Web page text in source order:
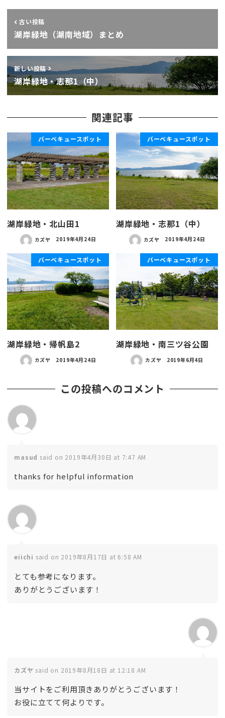
古い投稿
湖岸緑地（湖南地域）まとめ
新しい投稿
湖岸緑地・志那1（中）
関連記事
バーベキュースポット
湖岸緑地・北山田1
カズヤ 2019年4月24日
バーベキュースポット
湖岸緑地・志那1（中）
カズヤ 2019年4月24日
バーベキュースポット
湖岸緑地・帰帆島2
カズヤ 2019年4月24日
バーベキュースポット
湖岸緑地・南三ツ谷公園
カズヤ 2019年6月4日
この投稿へのコメント
masud said on 2019年4月30日 at 7:47 AM
thanks for helpful information
eiichi said on 2019年8月17日 at 6:58 AM
とても参考になります。
ありがとうございます！
カズヤ said on 2019年8月18日 at 12:18 AM
当サイトをご利用頂きありがとうございます！
お役に立てて何よりです。